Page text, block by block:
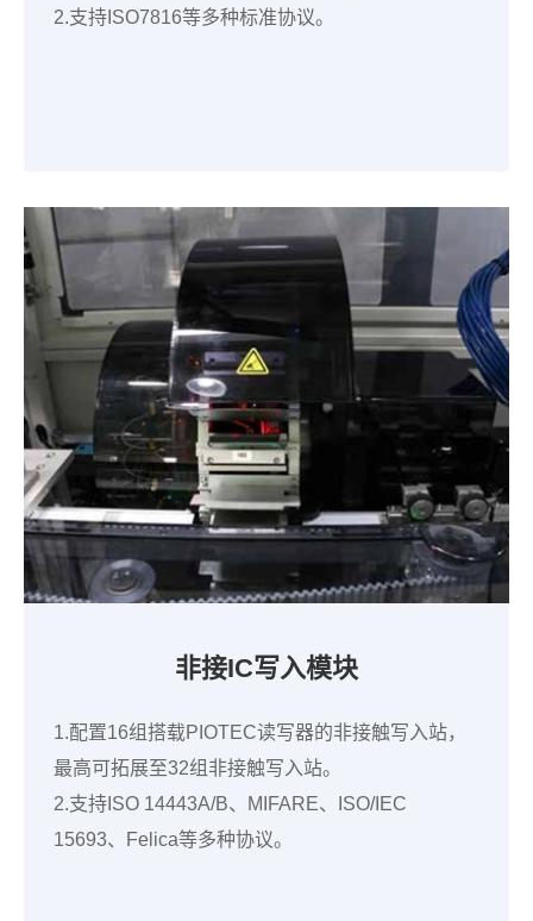
2.支持ISO7816等多种标准协议。
非接IC写入模块
1.配置16组搭载PIOTEC读写器的非接触写入站，
最高可拓展至32组非接触写入站。
2.支持ISO 14443A/B、MIFARE、ISO/IEC
15693、Felica等多种协议。